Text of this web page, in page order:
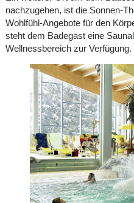
nachzugehen, ist die Sonnen-
Wohlfühl-Angebote für den
steht dem Badegast eine
Wellnessbereich zur Verfügung.